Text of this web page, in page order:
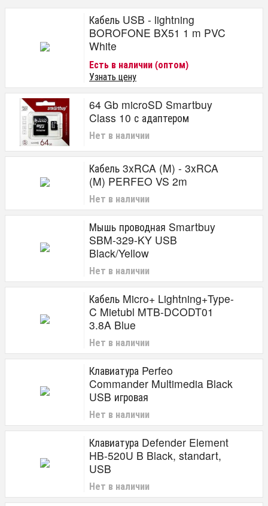
Кабель USB - lightning
BOROFONE BX51 1 m PVC
White
Есть в наличии (оптом)
Узнать цену
64 Gb microSD Smartbuy
Class 10 с адаптером
Нет в наличии
Кабель 3xRCA (M) - 3xRCA
(M) PERFEO VS 2m
Нет в наличии
Мышь проводная Smartbuy
SBM-329-KY USB
Black/Yellow
Нет в наличии
Кабель Micro+ Lightning+Type-
C Mietubl MTB-DCODT01
3.8A Blue
Нет в наличии
Клавиатура Perfeo
Commander Multimedia Black
USB игровая
Нет в наличии
Клавиатура Defender Element
HB-520U B Black, standart,
USB
Нет в наличии